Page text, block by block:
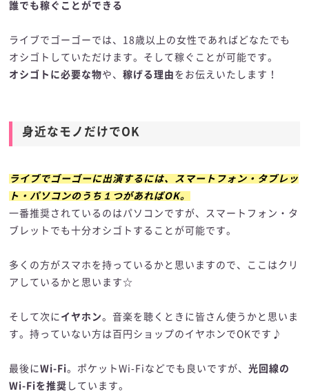
誰でも稼ぐことができる
ライブでゴーゴーでは、18歳以上の女性であればどなたでも
オシゴトしていただけます。そして稼ぐことが可能です。
オシゴトに必要な物や、稼げる理由 をお伝えいたします！
身近なモノだけでOK
ライブでゴーゴーに出演するには、スマートフォン・タブレッ
ト・パソコンのうち１つがあればOK。
一番推奨されているのはパソコンですが、スマートフォン・タ
ブレットでも十分オシゴトすることが可能です。
多くの方がスマホを持っているかと思いますので、ここはクリ
アしているかと思います☆
そして次に イヤホン。音楽を聴くときに皆さん使うかと思いま
す。持っていない方は百円ショップのイヤホンでOKです♪
最後にWi-Fi。ポケットWi-Fiなどでも良いですが、光回線の
Wi-Fiを推奨 しています。